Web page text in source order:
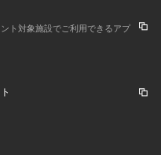
ト対象施設でご利用できるアプ